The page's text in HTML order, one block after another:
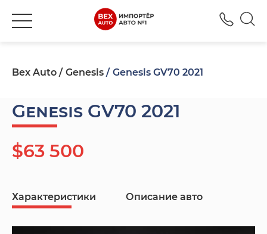
Bex Auto Genesis Genesis GV70 2021
Genesis GV70 2021
$63 500
Характеристики Описание авто